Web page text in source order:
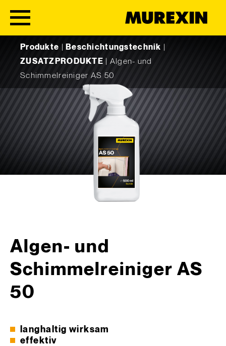
Produkte
Beschichtungstechnik
ZUSATZPRODUKTE
Algen- und
Schimmelreiniger AS 50
Algen- und
Schimmelreiniger AS
50
langhaltig wirksam
effektiv